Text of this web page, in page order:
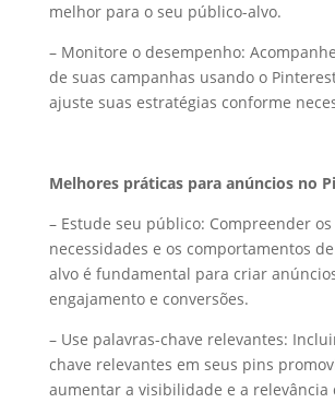
melhor para o seu público-alvo.
– Monitore o desempenho:
de suas campanhas usando o
ajuste suas estratégias conforme
Melhores práticas para anúncios no
– Estude seu público: Compreender
necessidades e os comportamentos
alvo é fundamental para criar
engajamento e conversões.
– Use palavras-chave relevantes:
chave relevantes em seus pins
aumentar a visibilidade e a relevância